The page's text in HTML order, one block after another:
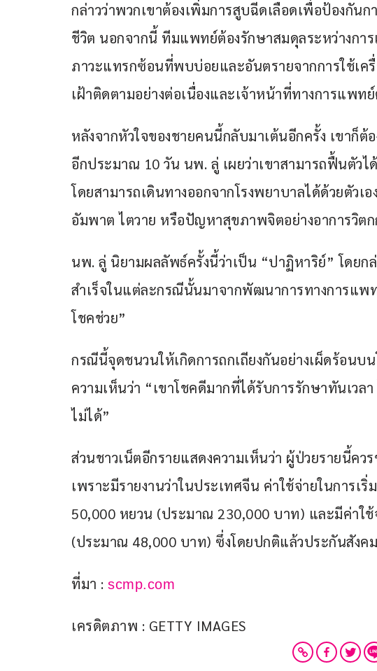
กล่าวว่าพวกเขาต้องเพิ่มการสูบฉีดเลือดเพื่อป้องกันก
ชีวิต นอกจากนี้ ทีมแพทย์ต้องรักษาสมดุลระหว่างกา
ภาวะแทรกซ้อนที่พบบ่อยและอันตรายจากการใช้เครื่
เฝ้าติดตามอย่างต่อเนื่องและเจ้าหน้าที่ทางการแพท
หลังจากหัวใจของชายคนนี้กลับมาเต้นอีกครั้ง เขาก็ต้
อีกประมาณ 10 วัน นพ. ลู่ เผยว่าเขาสามารถฟื้นตัว
โดยสามารถเดินทางออกจากโรงพยาบาลได้ด้วยตัวเ
อัมพาต ไตวาย หรือปัญหาสุขภาพจิตอย่างอาการวิตก
นพ. ลู่ นิยามผลลัพธ์ครั้งนี้ว่าเป็น “ปาฏิหาริย์” โดยก
สำเร็จในแต่ละกรณีนั้นมาจากพัฒนาการทางการแพ
โชคช่วย”
กรณีนี้จุดชนวนให้เกิดการถกเถียงกันอย่างเผ็ดร้อนบ
ความเห็นว่า “เขาโชคดีมากที่ได้รับการรักษาทันเวล
ไม่ได้”
ส่วนชาวเน็ตอีกรายแสดงความเห็นว่า ผู้ป่วยรายนี้ค
เพราะมีรายงานว่าในประเทศจีน ค่าใช้จ่ายในการเ
50,000 หยวน (ประมาณ 230,000 บาท) และมีค่าใช้
(ประมาณ 48,000 บาท) ซึ่งโดยปกติแล้วประกันสังค
ที่มา : scmp.com
เครดิตภาพ : GETTY IMAGES